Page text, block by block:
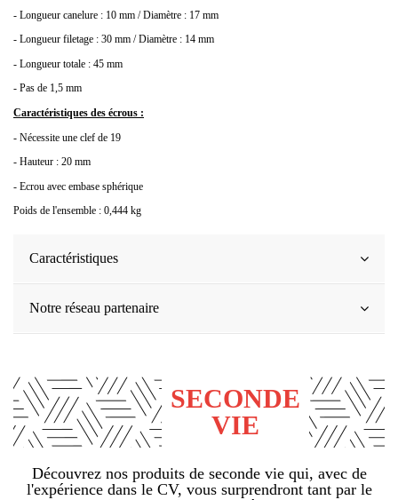
- Longueur canelure : 10 mm / Diamètre : 17 mm
- Longueur filetage : 30 mm / Diamètre : 14 mm
- Longueur totale : 45 mm
- Pas de 1,5 mm
Caractéristiques des écrous :
- Nécessite une clef de 19
- Hauteur : 20 mm
- Ecrou avec embase sphérique
Poids de l'ensemble : 0,444 kg
Caractéristiques
Notre réseau partenaire
SECONDE
VIE
Découvrez nos produits de seconde vie qui, avec de
l'expérience dans le CV, vous surprendront tant par le